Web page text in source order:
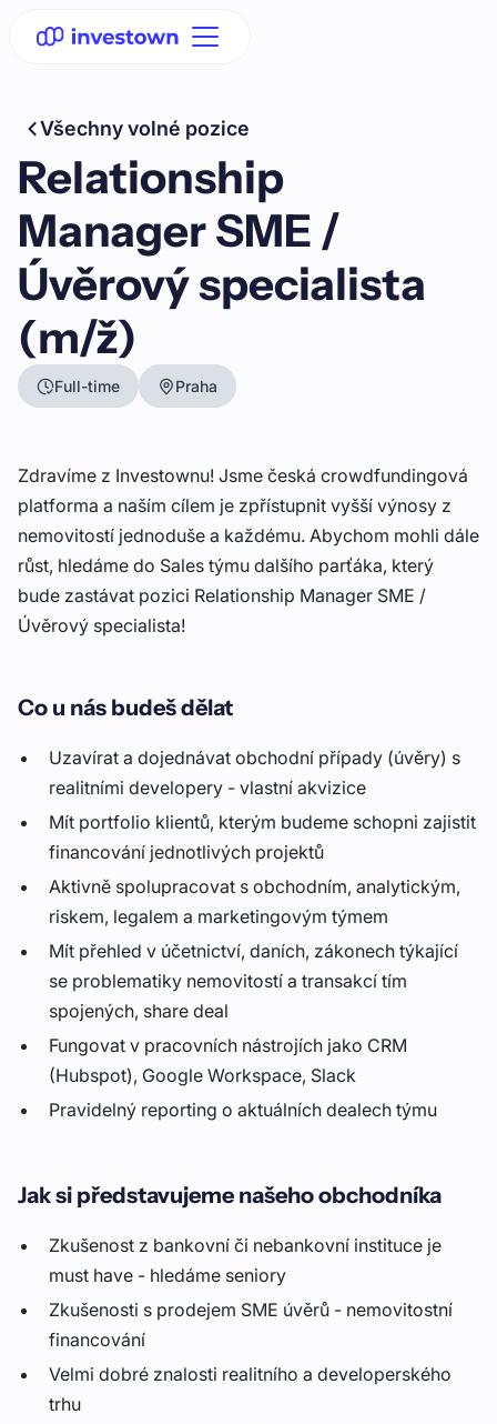
Všechny volné pozice
Relationship
Manager SME /
Úvěrový specialista
(m/ž)
Full-time Praha
Zdravíme z Investownu! Jsme česká crowdfundingová
platforma a naším cílem je zpřístupnit vyšší výnosy z
nemovitostí jednoduše a každému. Abychom mohli dále
růst, hledáme do Sales týmu dalšího parťáka, který
bude zastávat pozici Relationship Manager SME /
Úvěrový specialista!
Co u nás budeš dělat
Uzavírat a dojednávat obchodní případy (úvěry) s
realitními developery - vlastní akvizice
Mít portfolio klientů, kterým budeme schopni zajistit
financování jednotlivých projektů
Aktivně spolupracovat s obchodním, analytickým,
riskem, legalem a marketingovým týmem
Mít přehled v účetnictví, daních, zákonech týkající
se problematiky nemovitostí a transakcí tím
spojených, share deal
Fungovat v pracovních nástrojích jako CRM
(Hubspot), Google Workspace, Slack
Pravidelný reporting o aktuálních dealech týmu
Jak si představujeme našeho obchodníka
Zkušenost z bankovní či nebankovní instituce je
must have - hledáme seniory
Zkušenosti s prodejem SME úvěrů - nemovitostní
financování
Velmi dobré znalosti realitního a developerského
trhu